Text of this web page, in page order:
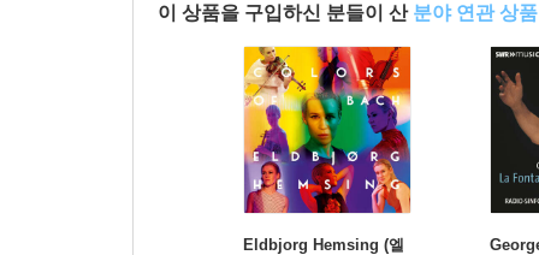
이 상품을 구입하신 분들이 산 분야 연관 상품
Eldbjorg Hemsing (엘